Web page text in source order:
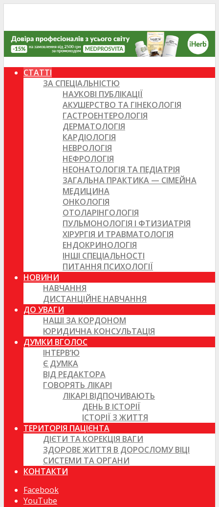
СТАТТІ
ЗА СПЕЦІАЛЬНІСТЮ
НАУКОВІ ПУБЛІКАЦІЇ
АКУШЕРСТВО ТА ГІНЕКОЛОГІЯ
ГАСТРОЕНТЕРОЛОГІЯ
ДЕРМАТОЛОГІЯ
КАРДІОЛОГІЯ
НЕВРОЛОГІЯ
НЕФРОЛОГІЯ
НЕОНАТОЛОГІЯ ТА ПЕДІАТРІЯ
ЗАГАЛЬНА ПРАКТИКА — СІМЕЙНА
МЕДИЦИНА
ОНКОЛОГІЯ
ОТОЛАРІНГОЛОГІЯ
ПУЛЬМОНОЛОГІЯ І ФТИЗИАТРІЯ
ХІРУРГІЯ И ТРАВМАТОЛОГІЯ
ЕНДОКРИНОЛОГІЯ
ІНШІ СПЕЦІАЛЬНОСТІ
ПИТАННЯ ПСИХОЛОГІЇ
НОВИНИ
НАВЧАННЯ
ДИСТАНЦІЙНЕ НАВЧАННЯ
ДО УВАГИ
НАШІ ЗА КОРДОНОМ
ЮРИДИЧНА КОНСУЛЬТАЦІЯ
ДУМКИ ВГОЛОС
ІНТЕРВ’Ю
Є ДУМКА
ВІД РЕДАКТОРА
ГОВОРЯТЬ ЛІКАРІ
ЛІКАРІ ВІДПОЧИВАЮТЬ
ДЕНЬ В ІСТОРІЇ
ІСТОРІЇ З ЖИТТЯ
ТЕРИТОРІЯ ПАЦІЄНТА
ДІЄТИ ТА КОРЕКЦІЯ ВАГИ
ЗДОРОВЕ ЖИТТЯ В ДОРОСЛОМУ ВІЦІ
СИСТЕМИ ТА ОРГАНИ
КОНТАКТИ
Facebook
YouTube